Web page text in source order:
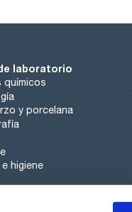
laboratorio
químicos
y porcelana
higiene